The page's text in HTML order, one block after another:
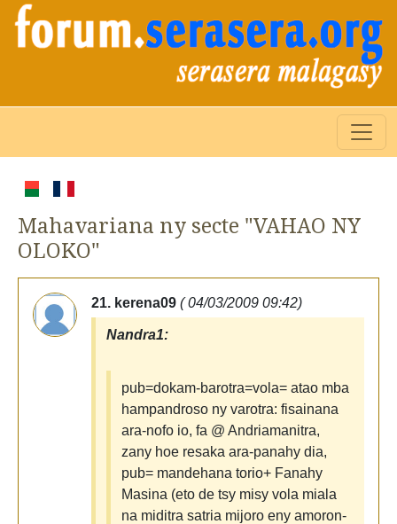
Mahavariana ny secte "VAHAO NY
OLOKO"
21. kerena09 ( 04/03/2009 09:42)
Nandra1:
pub=dokam-barotra=vola= atao mba
hampandroso ny varotra: fisainana
ara-nofo io, fa @ Andriamanitra,
zany hoe resaka ara-panahy dia,
pub= mandehana torio+ Fanahy
Masina (eto de tsy misy vola miala
na miditra satria mijoro eny amoron-